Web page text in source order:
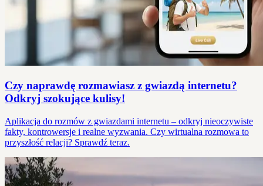
Czy naprawdę rozmawiasz z gwiazdą internetu?
Odkryj szokujące kulisy!
Aplikacja do rozmów z gwiazdami internetu – odkryj nieoczywiste
fakty, kontrowersje i realne wyzwania. Czy wirtualna rozmowa to
przyszłość relacji? Sprawdź teraz.